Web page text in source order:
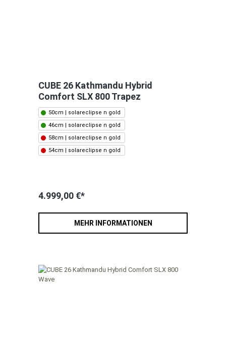
CUBE 26 Kathmandu Hybrid
Comfort SLX 800 Trapez
50cm | solareclipse n gold
46cm | solareclipse n gold
58cm | solareclipse n gold
54cm | solareclipse n gold
4.999,00 €*
MEHR INFORMATIONEN